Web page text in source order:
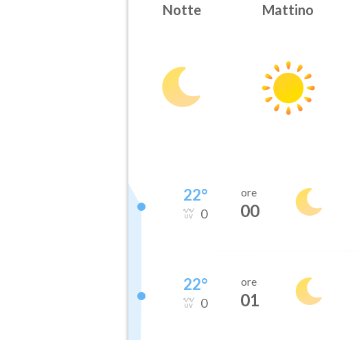
Notte Mattino
22°
0
ore
00
22°
0
ore
01